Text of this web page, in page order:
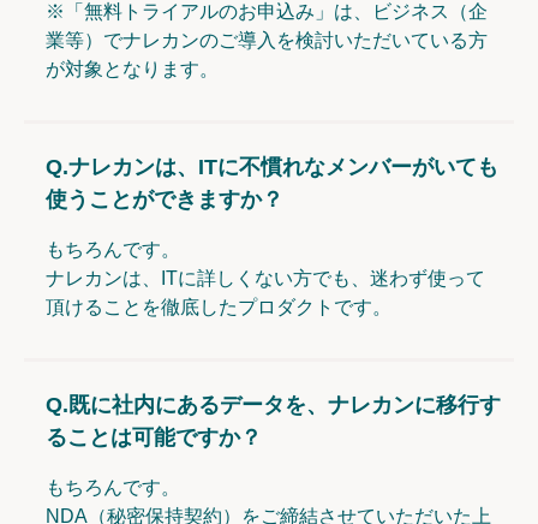
※「無料トライアルのお申込み」は、ビジネス（企
業等）でナレカンのご導入を検討いただいている方
が対象となります。
Q.ナレカンは、ITに不慣れなメンバーがいても
使うことができますか？
もちろんです。
ナレカンは、ITに詳しくない方でも、迷わず使って
頂けることを徹底したプロダクトです。
Q.既に社内にあるデータを、ナレカンに移行す
ることは可能ですか？
もちろんです。
NDA（秘密保持契約）をご締結させていただいた上